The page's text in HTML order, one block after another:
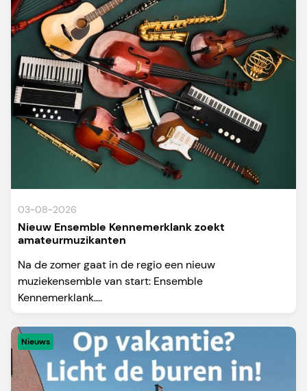
03-08-2026
Nieuw Ensemble Kennemerklank zoekt
amateurmuzikanten
Na de zomer gaat in de regio een nieuw
muziekensemble van start: Ensemble
Kennemerklank....
Nieuws